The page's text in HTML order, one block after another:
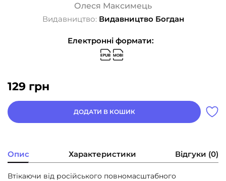
Олеся Максимець
Видавництво: Видавництво Богдан
Електронні формати:
129 грн
ДОДАТИ В КОШИК
Опис Характеристики Відгуки (0)
Втікаючи від російського повномасштабного